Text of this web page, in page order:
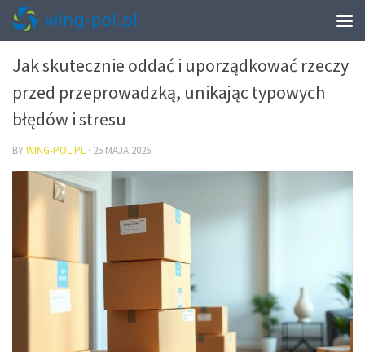
PRZEPROWADZKI – PAKOWANIE I START W NOWYM MIESZKANIU
Jak skutecznie oddać i uporządkować rzeczy
przed przeprowadzką, unikając typowych
błędów i stresu
BYWING-POL.PL · 25 MAJA 2026